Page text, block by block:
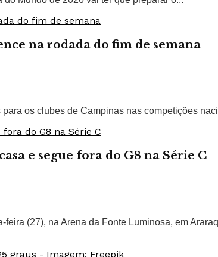
na rodada do fim de semana
os clubes de Campinas nas competições
e segue fora do G8 na Série C
(27), na Arena da Fonte Luminosa, em